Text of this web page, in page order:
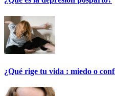
¿Qué rige tu vida : miedo o